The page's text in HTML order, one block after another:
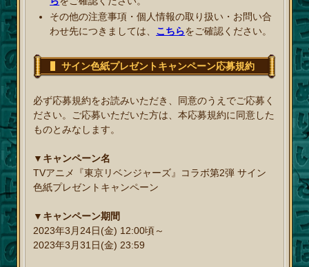
その他の注意事項・個人情報の取り扱い・お問い合
わせ先につきましては、 こちらをご確認ください。
サイン色紙プレゼントキャンペーン応募規約
必ず応募規約をお読みいただき、同意のうえでご応募く
ださい。ご応募いただいた方は、本応募規約に同意した
ものとみなします。
▼キャンペーン名
TVアニメ『東京リベンジャーズ』コラボ第2弾 サイン
色紙プレゼントキャンペーン
▼キャンペーン期間
2023年3月24日(金) 12:00頃～
2023年3月31日(金) 23:59